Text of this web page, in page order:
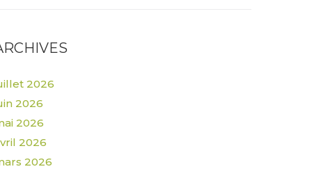
2026
2026
2026
2026
2026